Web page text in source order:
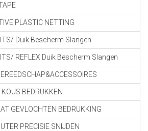
PLASTIC NETTING
Duik Bescherm Slangen
REFLEX Duik Bescherm Slangen
BEDRUKKEN
GEVLOCHTEN BEDRUKKING
PRECISIE SNIJDEN